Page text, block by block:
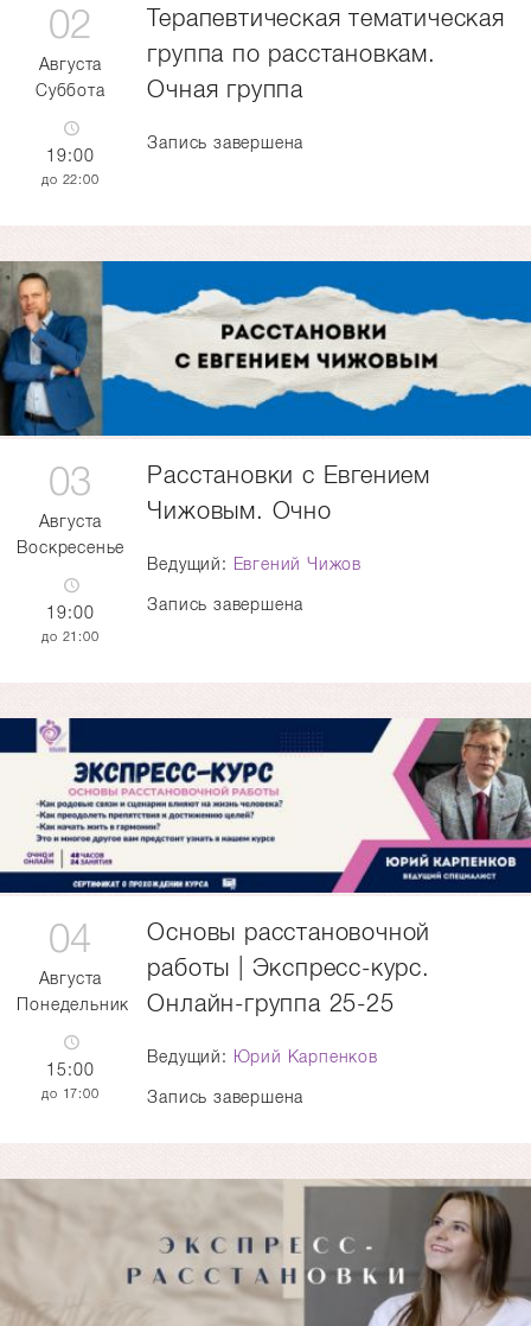
02
Августа
Суббота
19:00
22:00
Терапевтическая тематическая
группа по расстановкам.
Очная группа
Запись завершена
03
Августа
Воскресенье
19:00
21:00
Расстановки с Евгением
Чижовым. Очно
Ведущий: Евгений Чижов
Запись завершена
04
Августа
Понедельник
15:00
17:00
Основы расстановочной
работы | Экспресс-курс.
Онлайн-группа 25-25
Ведущий: Юрий Карпенков
Запись завершена